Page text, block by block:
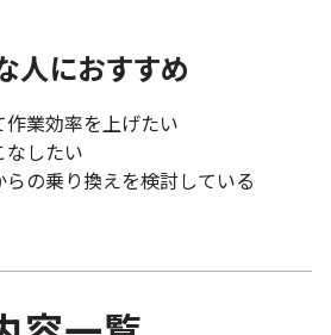
人におすすめ
作業効率を上げたい
なしたい
らの乗り換えを検討している